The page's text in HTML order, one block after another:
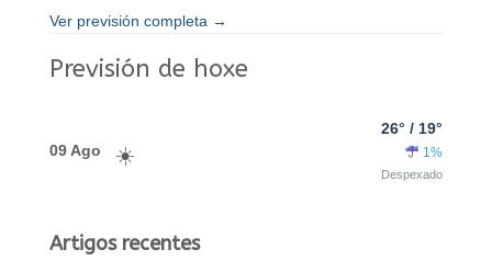
Ver previsión completa →
Previsión de hoxe
09 Ago
26° / 19°
1%
Despexado
Artigos recentes